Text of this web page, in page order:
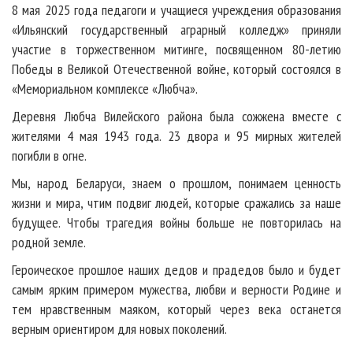
8 мая 2025 года педагоги и учащиеся учреждения образования
«Ильянский государственный аграрный колледж» приняли
участие в торжественном митинге, посвященном 80-летию
Победы в Великой Отечественной войне, который состоялся в
«Мемориальном комплексе «Любча».
Деревня Любча Вилейского района была сожжена вместе с
жителями 4 мая 1943 года. 23 двора и 95 мирных жителей
погибли в огне.
Мы, народ Беларуси, знаем о прошлом, понимаем ценность
жизни и мира, чтим подвиг людей, которые сражались за наше
будущее. Чтобы трагедия войны больше не повторилась на
родной земле.
Героическое прошлое наших дедов и прадедов было и будет
самым ярким примером мужества, любви и верности Родине и
тем нравственным маяком, который через века останется
верным ориентиром для новых поколений.